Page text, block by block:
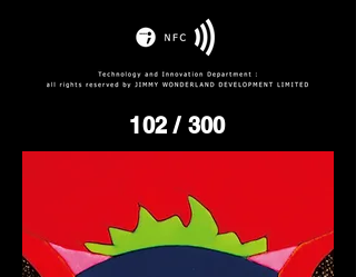
102 / 300